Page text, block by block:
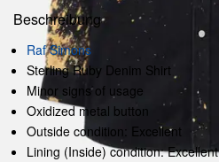
Beschreibung
Raf Simons
Sterling Ruby Denim Shirt
Minor signs of usage
Oxidized metal button
Outside condition: Excellent
Lining (Inside) condition: Excellent